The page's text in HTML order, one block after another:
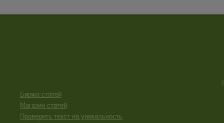
Биржа статей
Магазин статей
Проверить текст на уникальность